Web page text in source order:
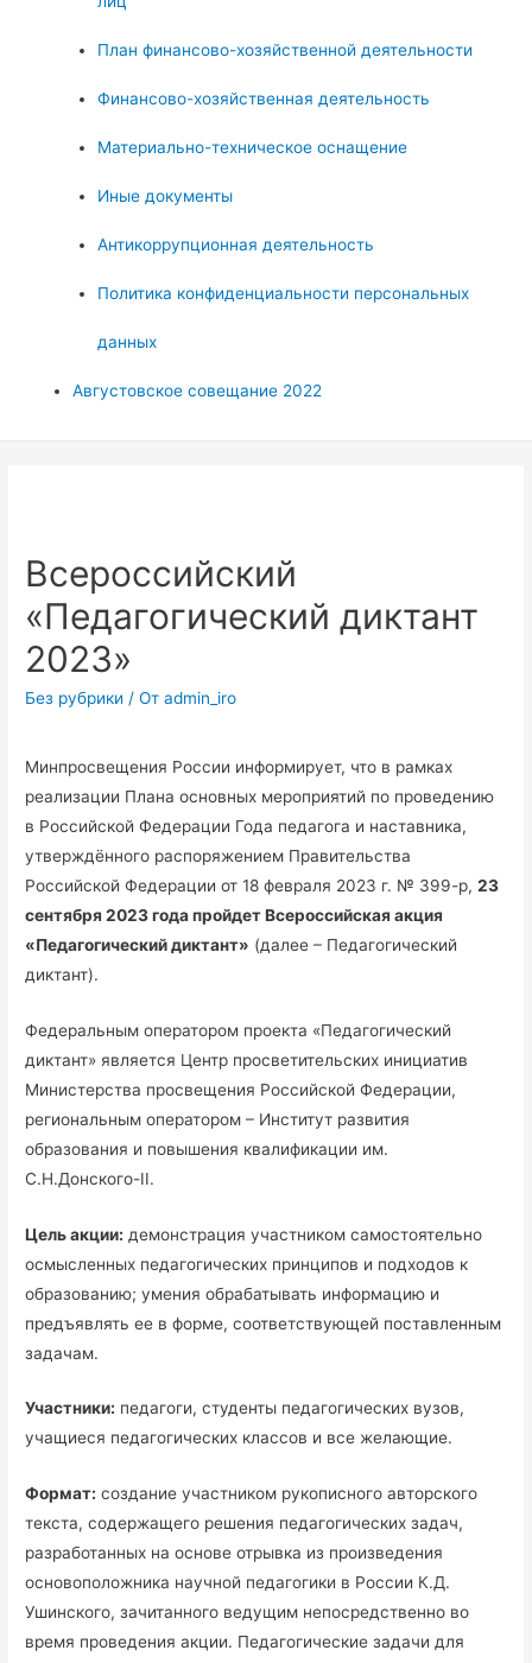
План финансово-хозяйственной деятельности
Финансово-хозяйственная деятельность
Материально-техническое оснащение
Иные документы
Антикоррупционная деятельность
Политика конфиденциальности персональных
данных
Августовское совещание 2022
Всероссийский
«Педагогический диктант
2023»
Без рубрики / От admin_iro
Минпросвещения России информирует, что в рамках
реализации Плана основных мероприятий по проведению
в Российской Федерации Года педагога и наставника,
утверждённого распоряжением Правительства
Российской Федерации от 18 февраля 2023 г. № 399-р,23
сентября 2023 года пройдет Всероссийская акция
«Педагогический диктант» (далее – Педагогический
диктант).
Федеральным оператором проекта «Педагогический
диктант» является Центр просветительских инициатив
Министерства просвещения Российской Федерации,
региональным оператором – Институт развития
образования и повышения квалификации им.
С.Н.Донского-II.
Цель акции: демонстрация участником самостоятельно
осмысленных педагогических принципов и подходов к
образованию; умения обрабатывать информацию и
предъявлять ее в форме, соответствующей поставленным
задачам.
Участники: педагоги, студенты педагогических вузов,
учащиеся педагогических классов и все желающие.
Формат: создание участником рукописного авторского
текста, содержащего решения педагогических задач,
разработанных на основе отрывка из произведения
основоположника научной педагогики в России К.Д.
Ушинского, зачитанного ведущим непосредственно во
время проведения акции. Педагогические задачи для